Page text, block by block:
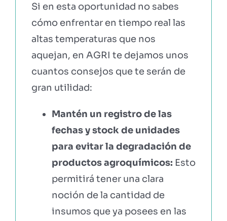
Si en esta oportunidad no sabes
cómo enfrentar en tiempo real las
altas temperaturas que nos
aquejan, en AGRI te dejamos unos
cuantos consejos que te serán de
gran utilidad:
Mantén un registro de las
fechas y stock de unidades
para evitar la degradación de
productos agroquímicos: Esto
permitirá tener una clara
noción de la cantidad de
insumos que ya posees en las